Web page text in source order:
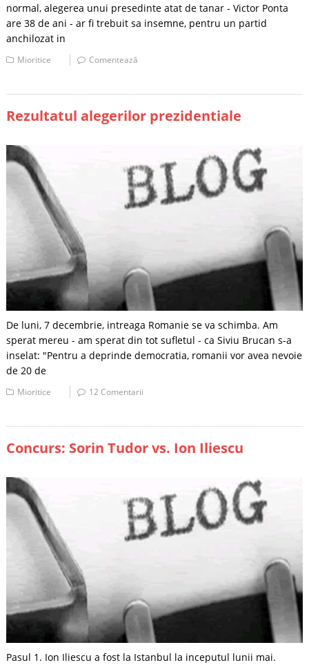
normal, alegerea unui presedinte atat de tanar - Victor Ponta
are 38 de ani - ar fi trebuit sa insemne, pentru un partid
anchilozat in
Mioritice Comentează
Rezultatul alegerilor prezidentiale
De luni, 7 decembrie, intreaga Romanie se va schimba. Am
sperat mereu - am sperat din tot sufletul - ca Siviu Brucan s-a
inselat: "Pentru a deprinde democratia, romanii vor avea nevoie
de 20 de
Mioritice 12 Comentarii
Concurs: Sorin Tudor vs. Ion Iliescu
Pasul 1. Ion Iliescu a fost la Istanbul la inceputul lunii mai.